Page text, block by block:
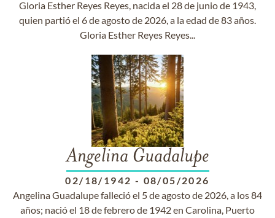
Gloria Esther Reyes Reyes, nacida el 28 de junio de 1943,
quien partió el 6 de agosto de 2026, a la edad de 83 años.
Gloria Esther Reyes Reyes...
Angelina Guadalupe
02/18/1942 - 08/05/2026
Angelina Guadalupe falleció el 5 de agosto de 2026, a los 84
años; nació el 18 de febrero de 1942 en Carolina, Puerto